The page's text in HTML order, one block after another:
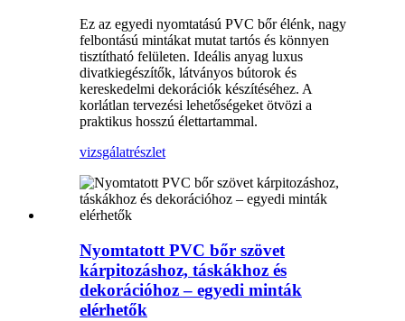
Ez az egyedi nyomtatású PVC bőr élénk, nagy
felbontású mintákat mutat tartós és könnyen
tisztítható felületen. Ideális anyag luxus
divatkiegészítők, látványos bútorok és
kereskedelmi dekorációk készítéséhez. A
korlátlan tervezési lehetőségeket ötvözi a
praktikus hosszú élettartammal.
vizsgálatrészlet
Nyomtatott PVC bőr szövet
kárpitozáshoz, táskákhoz és
dekorációhoz – egyedi minták
elérhetők